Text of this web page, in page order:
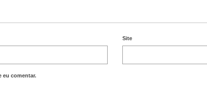
Site
eu comentar.